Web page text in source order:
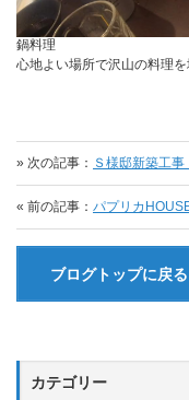
鍋料理
心地よい場所で沢山の料理
» 次の記事： Ｓ様邸新築工
« 前の記事： パプリカ
ブログトップに戻る
カテゴリー